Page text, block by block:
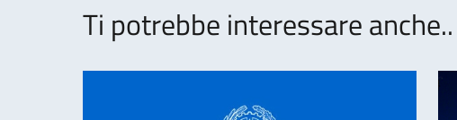
Ti potrebbe interessare anche..